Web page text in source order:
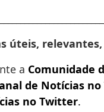
úteis,
a Comunidade
de Notícias
no Twitter.